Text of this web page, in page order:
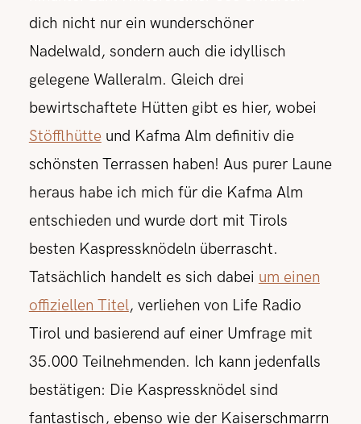
dich nicht nur ein wunderschöner
Nadelwald, sondern auch die idyllisch
gelegene Walleralm. Gleich drei
bewirtschaftete Hütten gibt es hier, wobei
Stöfflhütte und Kafma Alm definitiv die
schönsten Terrassen haben! Aus purer Laune
heraus habe ich mich für die Kafma Alm
entschieden und wurde dort mit Tirols
besten Kaspressknödeln überrascht.
Tatsächlich handelt es sich dabei um einen
offiziellen Titel, verliehen von Life Radio
Tirol und basierend auf einer Umfrage mit
35.000 Teilnehmenden. Ich kann jedenfalls
bestätigen: Die Kaspressknödel sind
fantastisch, ebenso wie der Kaiserschmarrn